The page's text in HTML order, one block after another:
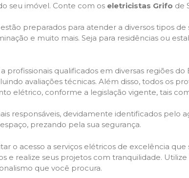
seu imóvel. Conte com os eletricistas Grifo de
estão preparados para atender a diversos tipos
e muito mais. Seja para residências ou
profissionais qualificados em diversas regiões
avaliações técnicas. Além disso, todos os
elétrico, conforme a legislação vigente, tais
responsáveis, devidamente identificados
prezando pela sua segurança.
o acesso a serviços elétricos de excelência
e realize seus projetos com tranquilidade.
que você procura.